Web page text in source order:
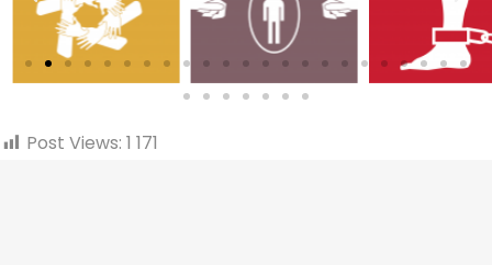
Post Views: 1 171